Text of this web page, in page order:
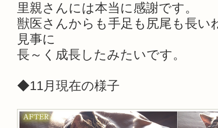
里親さんには本当に感謝です。
獣医さんからも手足も尻尾も長い
見事に
長～く成長したみたいです。
◆11月現在の様子